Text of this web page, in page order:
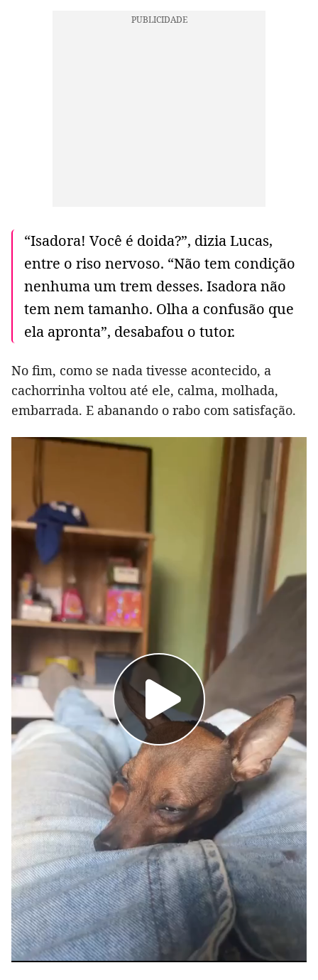
“Isadora! Você é doida?”, dizia Lucas,
entre o riso nervoso. “Não tem condição
nenhuma um trem desses. Isadora não
tem nem tamanho. Olha a confusão que
ela apronta”, desabafou o tutor.
No fim, como se nada tivesse acontecido, a
cachorrinha voltou até ele, calma, molhada,
embarrada. E abanando o rabo com satisfação.